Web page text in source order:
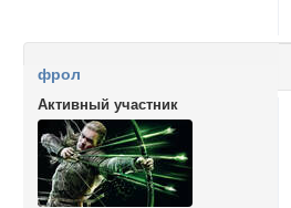
фрол
Активный участник